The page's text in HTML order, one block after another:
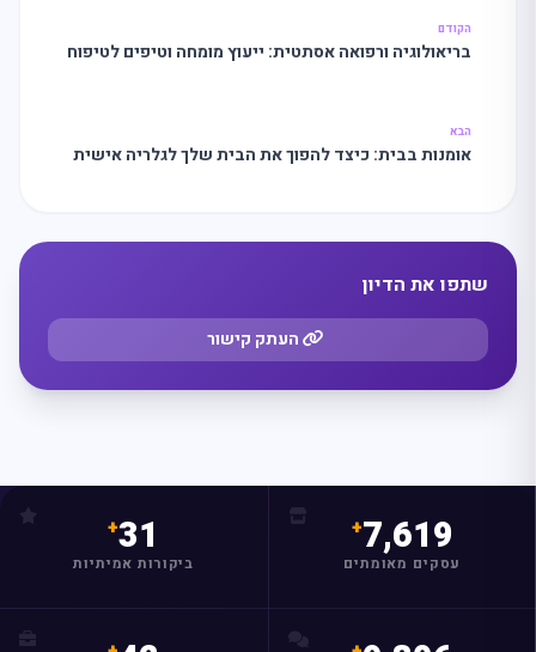
הקודם
בריאולוגיה ורפואה אסתטית: ייעוץ מומחה וטיפים לטיפוח
הבא
אומנות בבית: כיצד להפוך את הבית שלך לגלריה אישית
שתפו את הדיון
העתק קישור
7,619
עסקים מאומתים
31
ביקורות אמיתיות